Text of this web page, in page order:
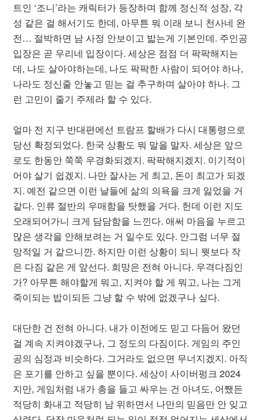
트인 ‘조니’라는 캐릭터가 등장하며 함께 정신적 성장, 각
성 같은 걸 해서기도 한데, 아무튼 뭐 이래 보니 천사네 완
전… 절박하면 남 사정 안보이고 밟는게 기본인데. 주인공
입장은 곧 우리네 입장이다. 세상은 점점 더 팍팍해지는
데, 나도 살아야하는데, 나도 팍팍한 사람이 되어야 하나,
나라도 정신줄 안놓고 믿는 걸 추구하며 살아야 하나. 그
런 고민이 줄기 주제라 할 수 있다.
얼마 전 지구 반대편에선 트람프 할배가 다시 대통령으로
당선 확정되었다. 한국 상황도 뭐 말을 말자. 세상은 앞으
로도 한동안 쭉쭉 우경화되겠지. 팍팍해지겠지. 이기적이
어야 살기 쉽겠지. 나만 잘사는 게 최고, 돈이 최고가 되겠
지. 예전 같으면 이런 날들에 삶의 의욕을 크게 잃었을 거
같다. 인류 절반의 우매함을 탓했을 거다. 헌데 이런 지도
오래되어가니 크게 담담함을 느낀다. 애써 마음을 누르고
많은 생각을 안해보려는 거 일수도 있다. 안그럼 너무 절
망적일 거 같으니깐. 하지만 이런 상황이 되니 뭣보다 작
은 다짐 같은 게 앞선다. 희망은 전혀 아니다. 우격다짐인
가? 아무튼 해야할게 뭐고, 지켜야 할 게 뭐고, 나는 그게
죽이되는 밥이되든 그냥 할 수 밖에 없겠구나 싶다.
대단한 건 전혀 아니다. 내가 이전에도 믿고 다듬어 왔던
걸 계속 지켜야겠구나, 그 정도의 다짐이다. 게임의 주인
공의 심정과 비슷하다. 그거라도 없으면 무너지겠지. 아직
은 포기를 안하고 싶을 뿐이다. 세상이 사이버펑크 2024
지만, 게임처럼 내가 총을 들고 싸우는 건 아녀도, 어쨌든
적당히 화내고 적당히 남 위하면서 나만의 믿음만 안 잊고